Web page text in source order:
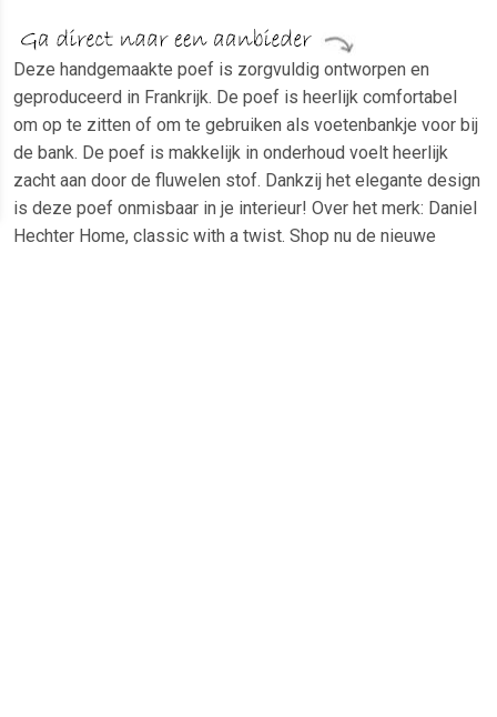
Deze handgemaakte poef is zorgvuldig ontworpen en
geproduceerd in Frankrijk. De poef is heerlijk comfortabel
om op te zitten of om te gebruiken als voetenbankje voor bij
de bank. De poef is makkelijk in onderhoud voelt heerlijk
zacht aan door de fluwelen stof. Dankzij het elegante design
is deze poef onmisbaar in je interieur! Over het merk: Daniel
Hechter Home, classic with a twist. Shop nu de nieuwe